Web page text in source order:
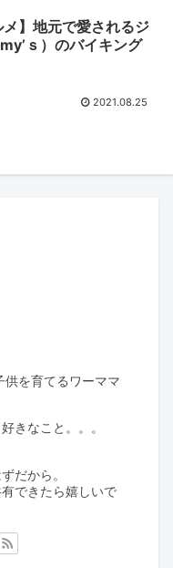
メ】地元で愛されるジ
ｓ）のバイキング
2021.08.25
を育てるワーママ
きなこと。。。
だから。
できたら嬉しいで